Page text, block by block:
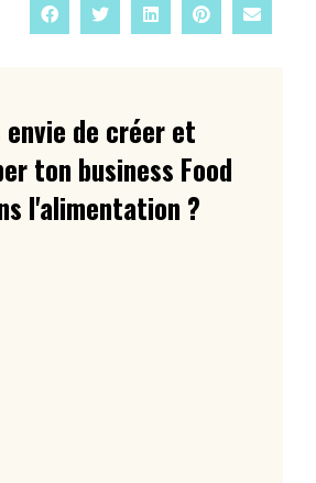
envie de créer et
ton business Food
l'alimentation ?